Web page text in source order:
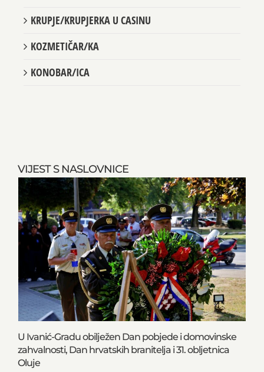
VIJEST S NASLOVNICE
U Ivanić-Gradu obilježen Dan pobjede i domovinske
zahvalnosti, Dan hrvatskih branitelja i 31. obljetnica
Oluje
KRUPJE/KRUPJERKA U CASINU
KOZMETIČAR/KA
KONOBAR/ICA